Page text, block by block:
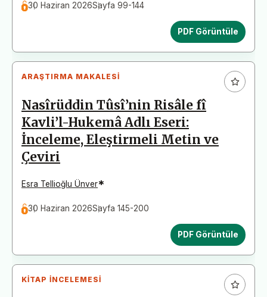
30 Haziran 2026Sayfa 99-144
PDF Görüntüle
ARAŞTIRMA MAKALESI
Nasîrüddin Tûsî’nin Risâle fî
Kavli’l-Hukemâ Adlı Eseri:
İnceleme, Eleştirmeli Metin ve
Çeviri
Esra Tellioğlu Ünver*
30 Haziran 2026Sayfa 145-200
PDF Görüntüle
KITAP İNCELEMESI